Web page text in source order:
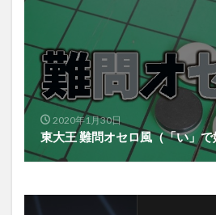
2020年1月30日
東大王 難問オセロ風（「い」で